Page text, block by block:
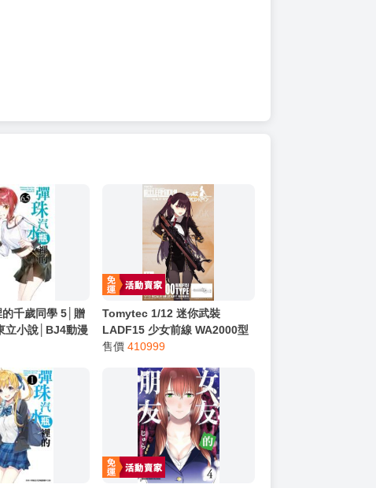
千歲同學 5│贈
立小說│BJ4動漫
Tomytec 1/12 迷你武裝
LADF15 少女前線 WA2000型
代理 玩具e哥 31707
售價 410999